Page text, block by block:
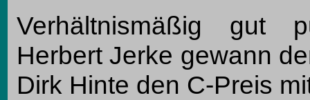
Verhältnismäßig gut
Herbert Jerke gewann
Dirk Hinte den C-Preis